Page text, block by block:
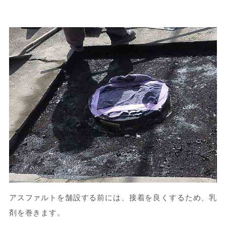
アスファルトを舗設する前には、接着を良くするため、乳
剤を巻きます。